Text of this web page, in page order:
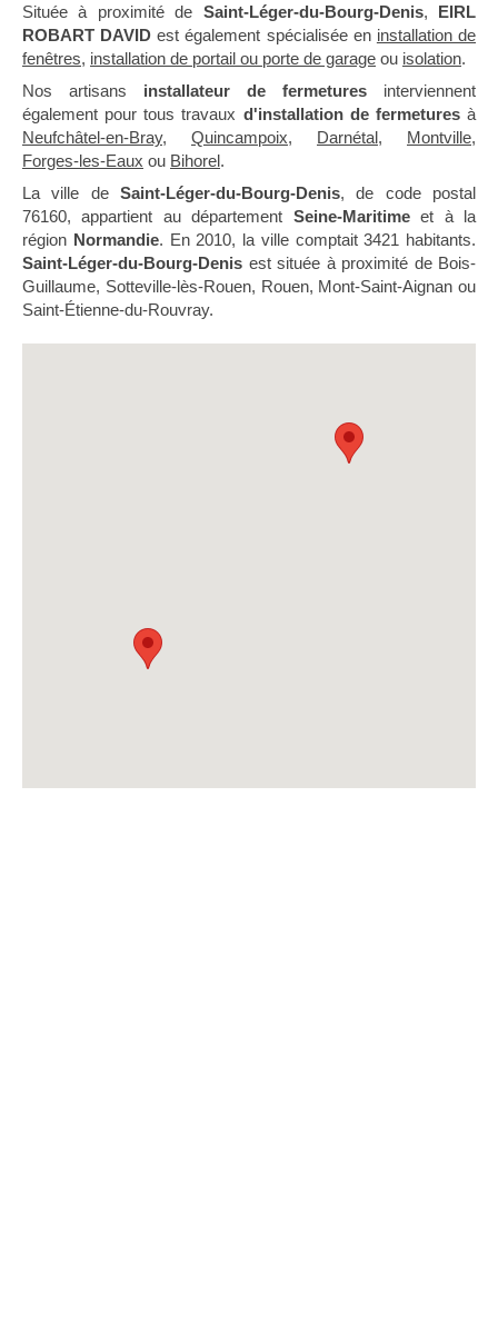
Située à proximité de Saint-Léger-du-Bourg-Denis, EIRL
ROBART DAVID est également spécialisée en installation de
fenêtres, installation de portail ou porte de garage ou isolation.
Nos artisans installateur de fermetures interviennent
également pour tous travaux d'installation de fermeturesà
Neufchâtel-en-Bray, Quincampoix, Darnétal, Montville,
Forges-les-Eaux ou Bihorel.
La ville de Saint-Léger-du-Bourg-Denis, de code postal
76160, appartient au département Seine-Maritimeet à la
région Normandie. En 2010, la ville comptait 3421 habitants.
Saint-Léger-du-Bourg-Denis est située à proximité de Bois-
Guillaume, Sotteville-lès-Rouen, Rouen, Mont-Saint-Aignan ou
Saint-Étienne-du-Rouvray.